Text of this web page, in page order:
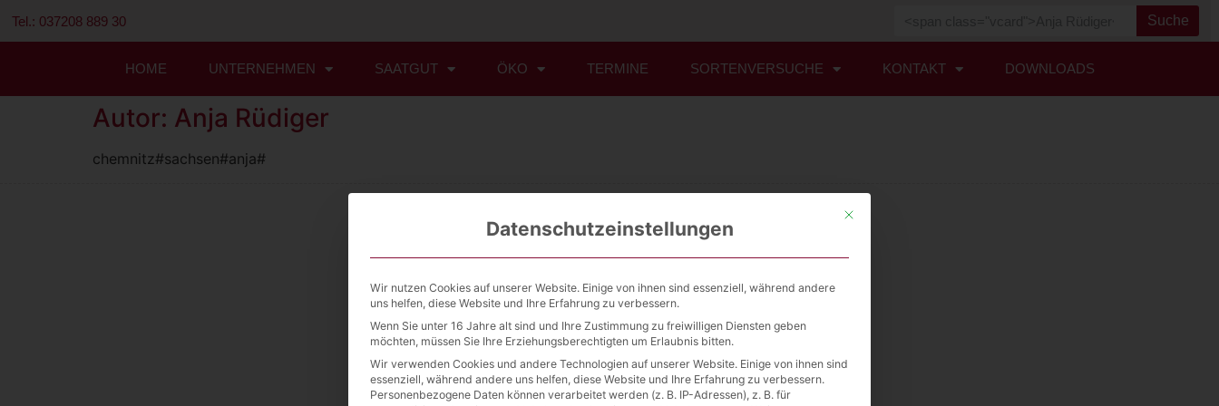
Tel.: 037208 889 30 Suche
HOME UNTERNEHMEN SAATGUT ÖKO TERMINE SORTENVERSUCHE KONTAKT DOWNLOADS
Autor: Anja Rüdiger
chemnitz#sachsen#anja#
Querweg 1
09244 Lichtenau
037208 889 30
info@saatgut2000.de
Mit diesem Button wird der Dialog geschlossen. Seine Funktionalität ist
Datenschutzeinstellungen
Wir nutzen Cookies auf unserer Website. Einige von ihnen sind essenziell, während andere
uns helfen, diese Website und Ihre Erfahrung zu verbessern.
Wenn Sie unter 16 Jahre alt sind und Ihre Zustimmung zu freiwilligen Diensten geben
möchten, müssen Sie Ihre Erziehungsberechtigten um Erlaubnis bitten.
Wir verwenden Cookies und andere Technologien auf unserer Website. Einige von ihnen sind
essenziell, während andere uns helfen, diese Website und Ihre Erfahrung zu verbessern.
Personenbezogene Daten können verarbeitet werden (z. B. IP-Adressen), z. B. für